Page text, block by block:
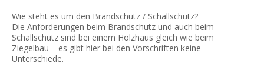
Wie steht es um den Brandschutz / Schallschutz?
Die Anforderungen beim Brandschutz und auch beim
Schallschutz sind bei einem Holzhaus gleich wie beim
Ziegelbau – es gibt hier bei den Vorschriften keine
Unterschiede.